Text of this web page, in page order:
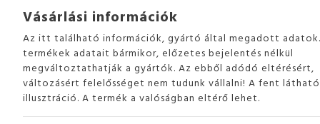
Vásárlási információk
Az itt található információk, gyártó által megadott
termékek adatait bármikor, előzetes bejelentés nélkül
megváltoztathatják a gyártók. Az ebből adódó eltérésért,
változásért felelősséget nem tudunk vállalni! A fent
illusztráció. A termék a valóságban eltérő lehet.